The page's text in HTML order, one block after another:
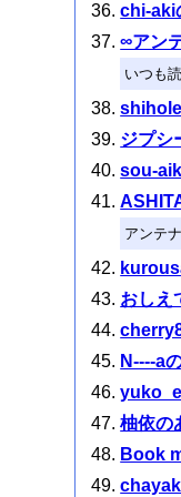
chi-aki
∞アン
いつも
ジプシ
sou-
アンテ
おしえ
N----a
柚依の
Book